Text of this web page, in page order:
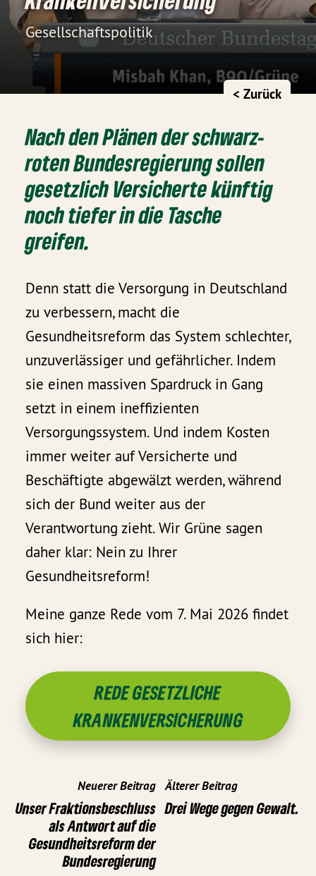
Gesellschaftspolitik
< Zurück
Nach den Plänen der schwarz-
roten Bundesregierung sollen
gesetzlich Versicherte künftig
noch tiefer in die Tasche
greifen.
Denn statt die Versorgung in Deutschland
zu verbessern, macht die
Gesundheitsreform das System schlechter,
unzuverlässiger und gefährlicher. Indem
sie einen massiven Spardruck in Gang
setzt in einem ineffizienten
Versorgungssystem. Und indem Kosten
immer weiter auf Versicherte und
Beschäftigte abgewälzt werden, während
sich der Bund weiter aus der
Verantwortung zieht. Wir Grüne sagen
daher klar: Nein zu Ihrer
Gesundheitsreform!
Meine ganze Rede vom 7. Mai 2026 findet
sich hier:
REDE GESETZLICHE
KRANKENVERSICHERUNG
Neuerer Beitrag
Unser Fraktionsbeschluss
als Antwort auf die
Gesundheitsreform der
Bundesregierung
Älterer Beitrag
Drei Wege gegen Gewalt.